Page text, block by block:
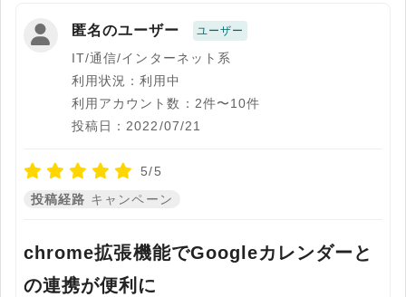
匿名のユーザー ユーザー
IT/通信/インターネット系
利用状況：利用中
利用アカウント数：2件〜10件
投稿日：2022/07/21
5/5
投稿経路 キャンペーン
chrome拡張機能でGoogleカレンダーと
の連携が便利に